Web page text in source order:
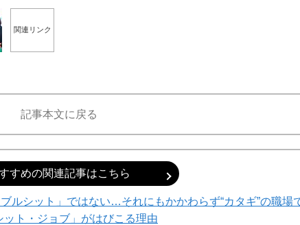
関連リンク
記事本文に戻る
すめの関連記事はこちら
ルシット」ではない…それにもかかわらず“カタギ”の職場
ット・ジョブ」がはびこる理由